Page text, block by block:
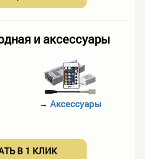
и аксессуары
→ Аксессуары
В 1 КЛИК